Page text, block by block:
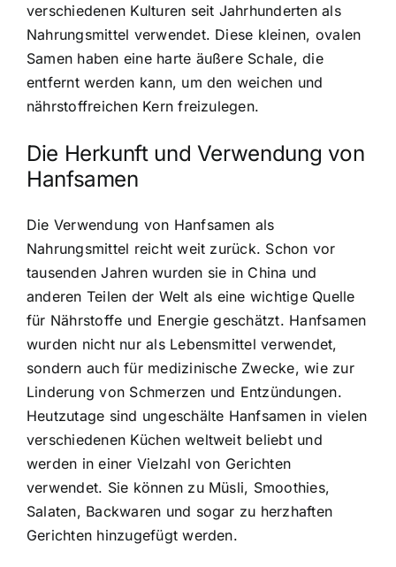
verschiedenen Kulturen seit Jahrhunderten als
Nahrungsmittel verwendet. Diese kleinen, ovalen
Samen haben eine harte äußere Schale, die
entfernt werden kann, um den weichen und
nährstoffreichen Kern freizulegen.
Die Herkunft und Verwendung von
Hanfsamen
Die Verwendung von Hanfsamen als
Nahrungsmittel reicht weit zurück. Schon vor
tausenden Jahren wurden sie in China und
anderen Teilen der Welt als eine wichtige Quelle
für Nährstoffe und Energie geschätzt. Hanfsamen
wurden nicht nur als Lebensmittel verwendet,
sondern auch für medizinische Zwecke, wie zur
Linderung von Schmerzen und Entzündungen.
Heutzutage sind ungeschälte Hanfsamen in vielen
verschiedenen Küchen weltweit beliebt und
werden in einer Vielzahl von Gerichten
verwendet. Sie können zu Müsli, Smoothies,
Salaten, Backwaren und sogar zu herzhaften
Gerichten hinzugefügt werden.